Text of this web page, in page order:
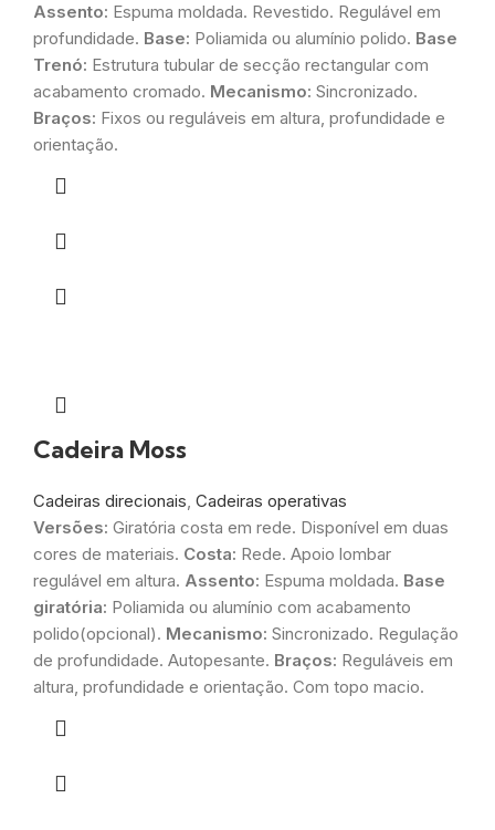
Assento: Espuma moldada. Revestido. Regulável em
profundidade. Base: Poliamida ou alumínio polido. Base
Trenó: Estrutura tubular de secção rectangular com
acabamento cromado. Mecanismo: Sincronizado.
Braços: Fixos ou reguláveis em altura, profundidade e
orientação.
Cadeira Moss
Cadeiras direcionais, Cadeiras operativas
Versões: Giratória costa em rede. Disponível em duas
cores de materiais. Costa: Rede. Apoio lombar
regulável em altura. Assento: Espuma moldada. Base
giratória: Poliamida ou alumínio com acabamento
polido(opcional). Mecanismo: Sincronizado. Regulação
de profundidade. Autopesante. Braços: Reguláveis em
altura, profundidade e orientação. Com topo macio.